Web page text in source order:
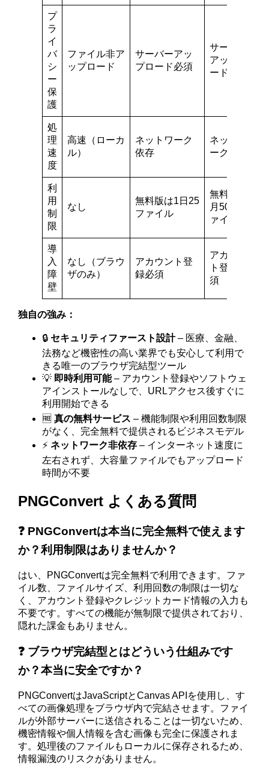
プ
ラ
イ
バ
シ
ー
保
護
ファイル非ア
ップロード
サーバーアッ
プロード必須
サーバー
アップロ
ード必須
処
理
速
度
高速（ローカ
ル）
ネットワーク
依存
ネットワ
ーク依存
利
用
制
限
なし
無料版は1日25
ファイル
無料版は
月500フ
ァイル
導
入
障
壁
なし（ブラウ
ザのみ）
アカウント登
録必須
アカウン
ト登録必
須
独自の強み：
🔒 セキュリティファースト設計– 医療、金融、
法務など機密性の高い業界でも安心して利用で
きる唯一のブラウザ完結型ツール
💡 即時利用可能– アカウント登録やソフトウェ
アインストールなしで、URLアクセス後すぐに
利用開始できる
🆓真の無料サービス – 機能制限や利用回数制限
がなく、完全無料で提供されるビジネスモデル
⚡ネットワーク非依存 – インターネット速度に
左右されず、大容量ファイルでもアップロード
時間が不要
PNGConvert よくある質問
❓ PNGConvertは本当に完全無料で使えます
か？利用制限はありませんか？
はい、PNGConvertは完全無料で利用できます。ファ
イル数、ファイルサイズ、利用回数の制限は一切な
く、アカウント登録やクレジットカード情報の入力も
不要です。すべての機能が無制限で提供されており、
隠れた課金もありません。
❓ ブラウザ完結型とはどういう仕組みです
か？本当に安全ですか？
PNGConvertはJavaScriptとCanvas APIを使用し、す
べての画像処理をブラウザ内で完結させます。ファイ
ルが外部サーバーに送信されることは一切ないため、
機密情報や個人情報を含む画像も完全に保護されま
す。処理後のファイルもローカルに保存されるため、
情報漏洩のリスクがありません。